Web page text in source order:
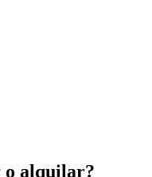
o alquilar?